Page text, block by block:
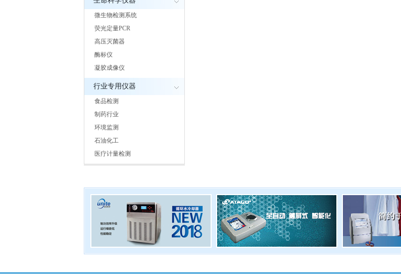
微生物检测系统
荧光定量PCR
高压灭菌器
酶标仪
凝胶成像仪
行业专用仪器
食品检测
制药行业
环境监测
石油化工
医疗计量检测